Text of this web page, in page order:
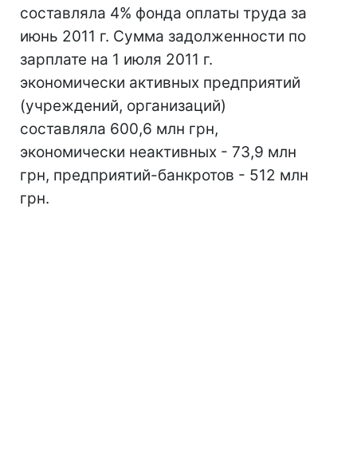
составляла 4% фонда оплаты труда за
июнь 2011 г. Сумма задолженности по
зарплате на 1 июля 2011 г.
экономически активных предприятий
(учреждений, организаций)
составляла 600,6 млн грн,
экономически неактивных - 73,9 млн
грн, предприятий-банкротов - 512 млн
грн.